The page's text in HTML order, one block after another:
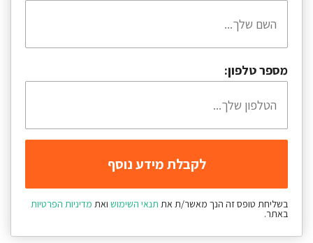
מספר טלפון:
בשליחת טופס זה הנך מאשר/ת את תנאי השימוש ואת מדיניות הפרטיות
באתר.